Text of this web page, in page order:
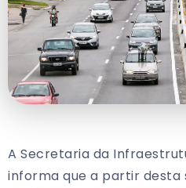
A Secretaria da
informa que a partir desta